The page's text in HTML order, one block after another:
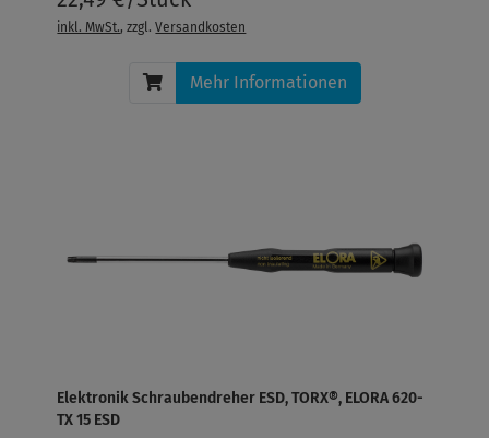
inkl. MwSt., zzgl.Versandkosten
Mehr Informationen
Elektronik Schraubendreher ESD, TORX®, ELORA 620-
TX 15 ESD